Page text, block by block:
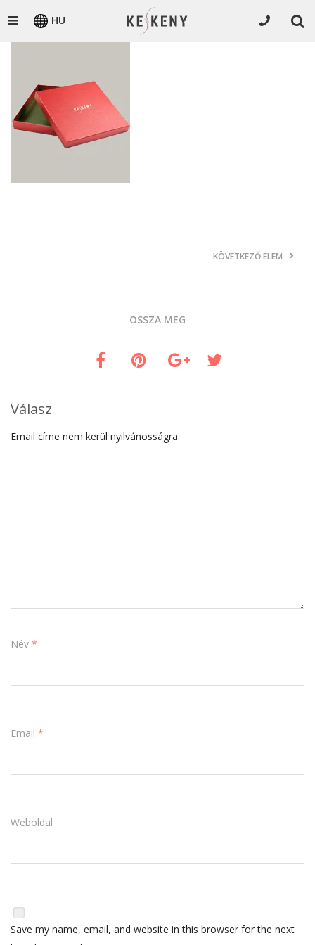
HU
KÖVETKEZŐ ELEM
OSSZA MEG
Válasz
Email címe nem kerül nyilvánosságra.
Név *
Email *
Weboldal
Save my name, email, and website in this browser for the next